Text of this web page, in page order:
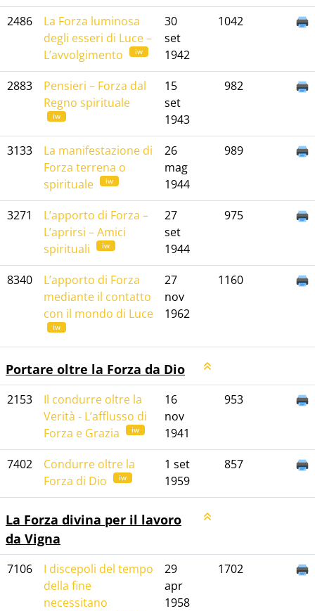
2486
La Forza luminosa
degli esseri di Luce –
L’avvolgimento
iw
30
set
1942
1042
2883
Pensieri – Forza dal
Regno spirituale
iw
15
set
1943
982
3133
La manifestazione di
Forza terrena o
spirituale
iw
26
mag
1944
989
3271
L’apporto di Forza –
L’aprirsi – Amici
spirituali
iw
27
set
1944
975
8340
L’apporto di Forza
mediante il contatto
con il mondo di Luce
iw
27
nov
1962
1160
Portare oltre la Forza da Dio
2153
Il condurre oltre la
Verità - L’afflusso di
Forza e Grazia
iw
16
nov
1941
953
7402
Condurre oltre la
Forza di Dio
iw
1 set
1959
857
La Forza divina per il lavoro
da Vigna
7106
I discepoli del tempo
della fine
necessitano
29
apr
1958
1702